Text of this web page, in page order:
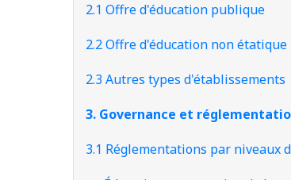
2.1 Offre d'éducation publique
2.2 Offre d'éducation non étatique
2.3 Autres types d'établissements
3. Governance et
3.1 Réglementations par niveaux